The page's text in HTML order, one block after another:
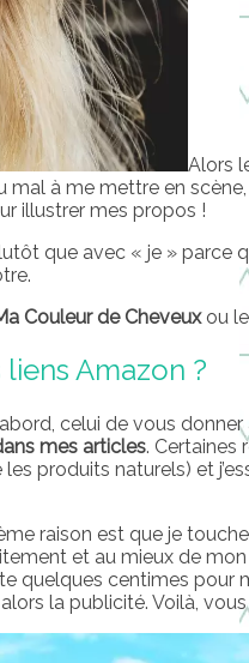
Alors
mal à me mettre en
illustrer mes propos !
que avec « je » parce
Couleur de Cheveuxou le
Amazon ?
celui de vous
mes articles. Certaines
produits naturels) et
raison est que je
et au mieux de
quelques centimes pour
la publicité. Voilà,